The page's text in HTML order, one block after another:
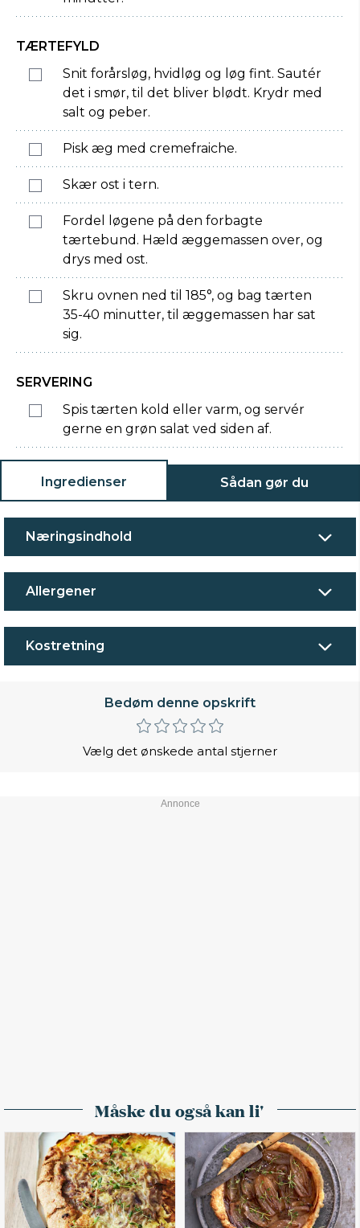
TÆRTEFYLD
Snit forårsløg, hvidløg og løg fint. Sautér
det i smør, til det bliver blødt. Krydr med
salt og peber.
Pisk æg med cremefraiche.
Skær ost i tern.
Fordel løgene på den forbagte
tærtebund. Hæld æggemassen over, og
drys med ost.
Skru ovnen ned til 185°, og bag tærten
35-40 minutter, til æggemassen har sat
sig.
SERVERING
Spis tærten kold eller varm, og servér
gerne en grøn salat ved siden af.
Ingredienser Sådan gør du
Næringsindhold
Allergener
Kostretning
Bedøm denne opskrift
Vælg det ønskede antal stjerner
Måske du også kan li'